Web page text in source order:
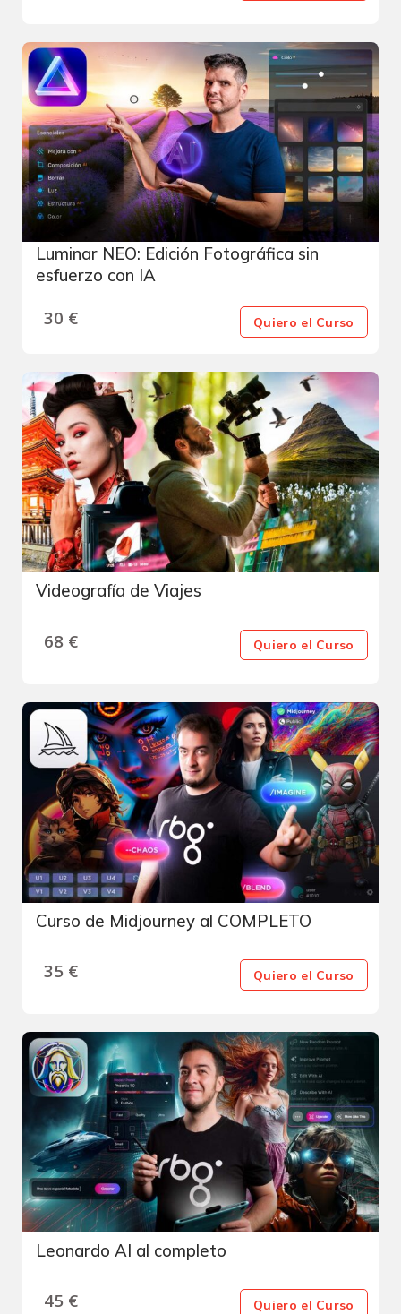
Luminar NEO: Edición Fotográfica sin
esfuerzo con IA
30 € Quiero el Curso
Videografía de Viajes
68 € Quiero el Curso
Curso de Midjourney al COMPLETO
35 € Quiero el Curso
Leonardo AI al completo
45 € Quiero el Curso